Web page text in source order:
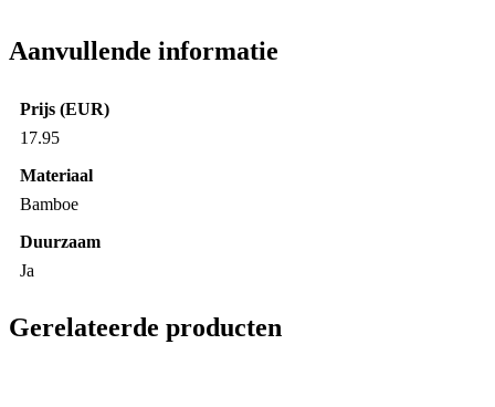
Aanvullende informatie
Prijs (EUR)
17.95
Materiaal
Bamboe
Duurzaam
Ja
Gerelateerde producten